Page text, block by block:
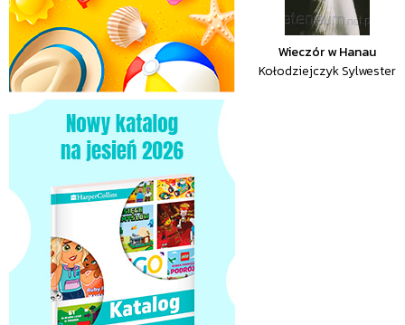
Wieczór w Hanau
Kołodziejczyk Sylwester